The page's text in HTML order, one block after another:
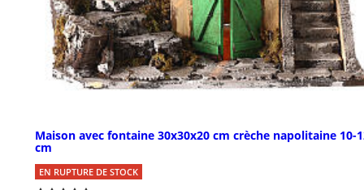
Maison avec fontaine 30x30x20 cm crèche napolitaine 10-
cm
EN RUPTURE DE STOCK